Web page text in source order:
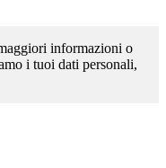
informazioni o
i tuoi dati personali,